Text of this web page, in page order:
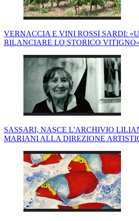
VERNACCIA E VINI ROSSI SARDI:
RILANCIARE LO STORICO VITIGNO»
SASSARI, NASCE L'ARCHIVIO
MARIANI ALLA DIREZIONE